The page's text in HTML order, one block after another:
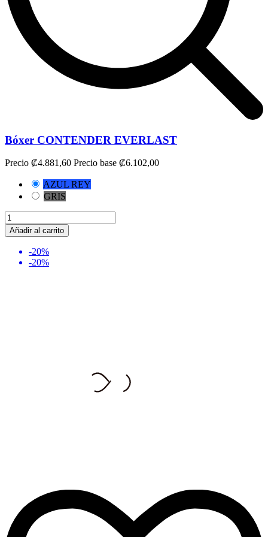
Bóxer CONTENDER EVERLAST
Precio ₡4.881,60 Precio base ₡6.102,00
AZUL REY
GRIS
Añadir al carrito
-20%
-20%